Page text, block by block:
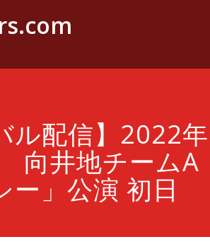
ル配信】2022
向井地チームA
ー」公演 初日